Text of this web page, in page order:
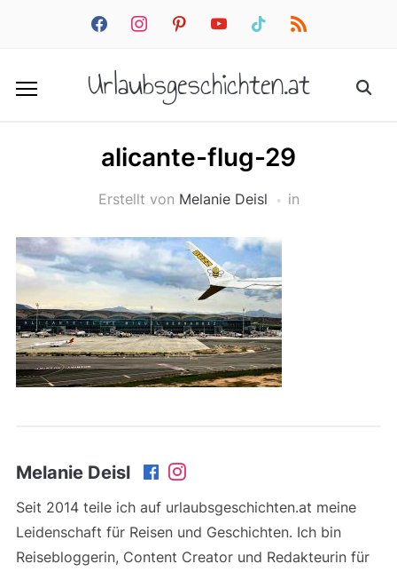
facebookinstagrampinterestyoutube tiktok rss
Urlaubsgeschichten.at
alicante-flug-29
Erstellt von Melanie Deisl in
Melanie Deisl
Seit 2014 teile ich auf urlaubsgeschichten.at meine
Leidenschaft für Reisen und Geschichten. Ich bin
Reisebloggerin, Content Creator und Redakteurin für